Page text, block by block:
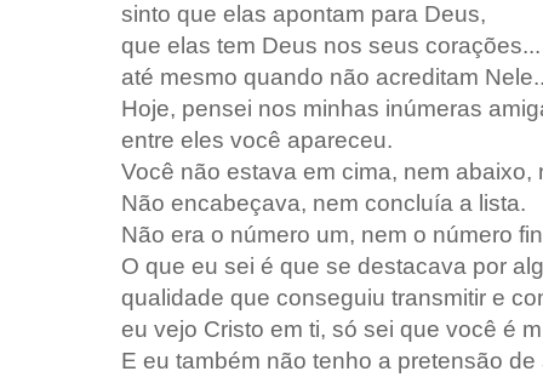
sinto que elas apontam para Deus,
que elas tem Deus nos seus corações...
até mesmo quando não acreditam
Hoje, pensei nos minhas inúmeras
entre eles você apareceu.
Você não estava em cima, nem abaixo,
Não encabeçava, nem concluía a lista.
Não era o número um, nem o número
O que eu sei é que se destacava por
qualidade que conseguiu transmitir e
eu vejo Cristo em ti, só sei que você é
E eu também não tenho a pretensão de